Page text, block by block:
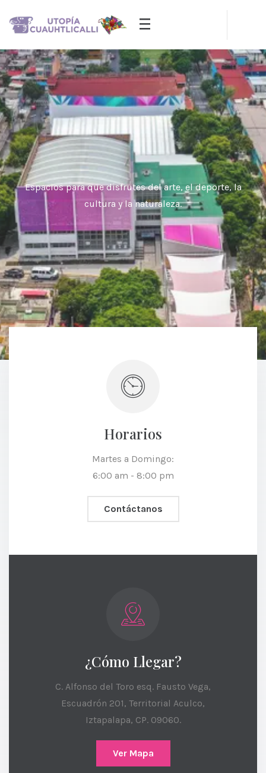
Visítanos
Aculco
"Lugar donde tuerce el agua" — en Náhuatl.
Horarios
Martes a Domingo:
6:00 am - 8:00 pm
Contáctanos
¿Cómo Llegar?
C. Alfonso del Toro esq. Fausto Vega,
Escuadrón 201, Territorial Aculco,
Iztapalapa, CP. 09060.
Ver Mapa